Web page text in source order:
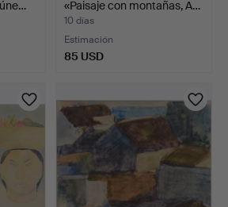
«Paisaje con montañas, A…
10 días
Estimación
85 USD